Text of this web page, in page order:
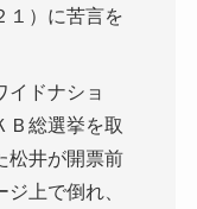
１）に苦言を
イドナショ
Ｂ総選挙を取
松井が開票前
上で倒れ、